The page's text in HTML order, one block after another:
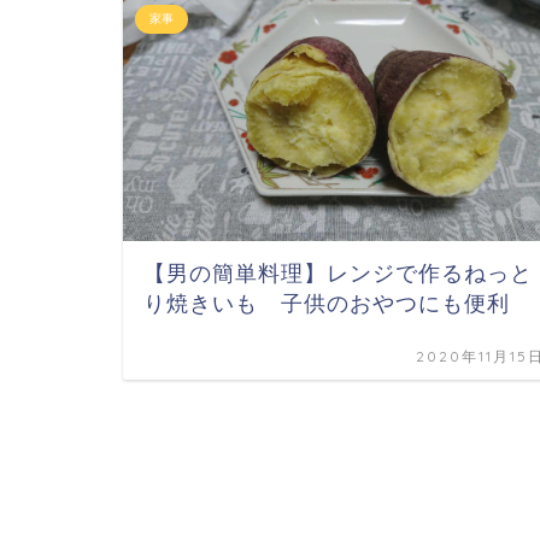
家事
【男の簡単料理】レンジで作るねっと
り焼きいも 子供のおやつにも便利
2020年11月15